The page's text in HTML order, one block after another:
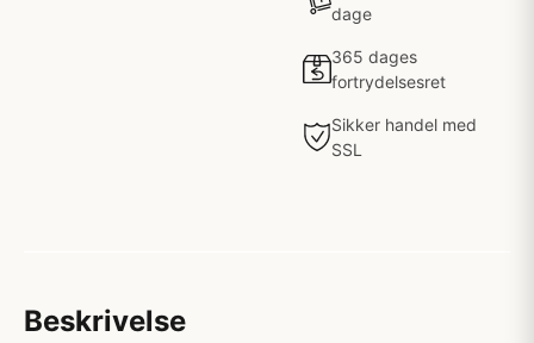
dage
365 dages
fortrydelsesret
Sikker handel med
SSL
Beskrivelse